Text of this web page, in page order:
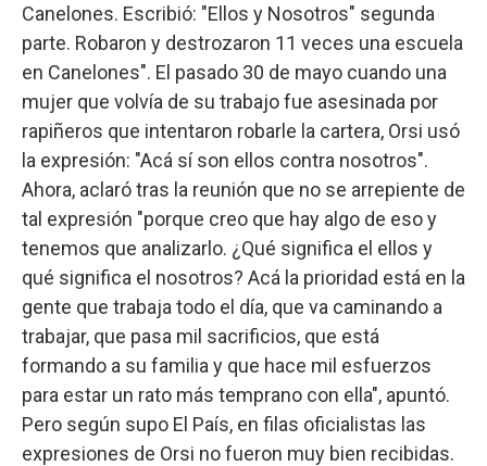
Canelones. Escribió: "Ellos y Nosotros" segunda
parte. Robaron y destrozaron 11 veces una escuela
en Canelones". El pasado 30 de mayo cuando una
mujer que volvía de su trabajo fue asesinada por
rapiñeros que intentaron robarle la cartera, Orsi usó
la expresión: "Acá sí son ellos contra nosotros".
Ahora, aclaró tras la reunión que no se arrepiente de
tal expresión "porque creo que hay algo de eso y
tenemos que analizarlo. ¿Qué significa el ellos y
qué significa el nosotros? Acá la prioridad está en la
gente que trabaja todo el día, que va caminando a
trabajar, que pasa mil sacrificios, que está
formando a su familia y que hace mil esfuerzos
para estar un rato más temprano con ella", apuntó.
Pero según supo El País, en filas oficialistas las
expresiones de Orsi no fueron muy bien recibidas.